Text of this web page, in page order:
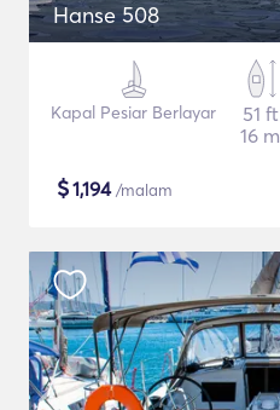
Hanse 508
Kapal Pesiar Berlayar
51 ft
16 m
$1,194/malam